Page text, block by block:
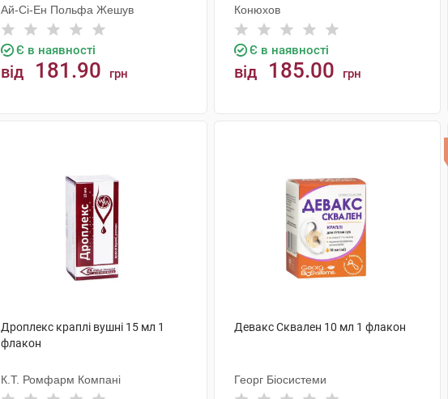
Ай-Сі-Ен Польфа Жешув
Є в наявності
від 181.90 грн
Конюхов
Є в наявності
від 185.00 грн
Дроплекс краплі вушні 15 мл 1
флакон
К.Т. Ромфарм Компані
Девакс Сквален 10 мл 1 флакон
Георг Біосистеми